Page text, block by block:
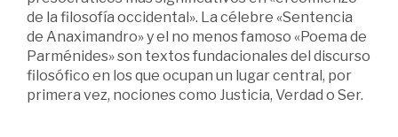
de la filosofía occidental». La célebre «Sentencia
de Anaximandro» y el no menos famoso «Poema de
Parménides» son textos fundacionales del discurso
filosófico en los que ocupan un lugar central, por
primera vez, nociones como Justicia, Verdad o Ser.